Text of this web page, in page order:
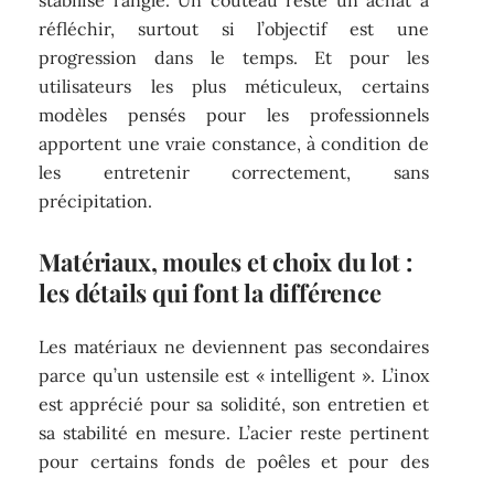
réfléchir, surtout si l’objectif est une
progression dans le temps. Et pour les
utilisateurs les plus méticuleux, certains
modèles pensés pour les professionnels
apportent une vraie constance, à condition de
les entretenir correctement, sans
précipitation.
Matériaux, moules et choix du lot :
les détails qui font la différence
Les matériaux ne deviennent pas secondaires
parce qu’un ustensile est « intelligent ». L’inox
est apprécié pour sa solidité, son entretien et
sa stabilité en mesure. L’acier reste pertinent
pour certains fonds de poêles et pour des